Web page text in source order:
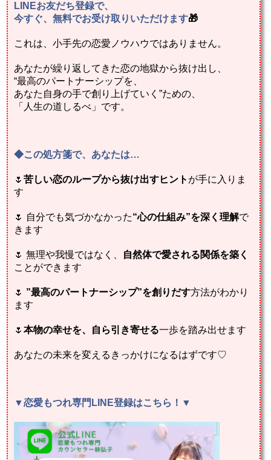
LINEお友だち登録で、
今すぐ、無料でお受け取りいただけます🎁
これは、小手先の恋愛ノウハウではありません。
あなたが繰り返してきた恋の地獄から抜け出し、
“最高のパートナーシップを、
あなた自身の手で創り上げていく”ための、
「人生の道しるべ」です。
◆この処方箋で、あなたは…
🌷苦しい恋のループから抜け出すヒント が手に入りま
す
🌷 自分でも気づかなかった“心の仕組み”を深く理解で
きます
🌷 無理や我慢ではなく、
自然体で愛される関係を築く
ことができます
🌷 ”最高のパートナーシップ”を創りだす方法がわかり
ます
🌷本物の幸せを、自ら引き寄せる一歩を踏み出せます
あなたの未来を変えるきっかけになるはずです♡
▼恋愛もつれ専門LINE登録はこちら！ ▼